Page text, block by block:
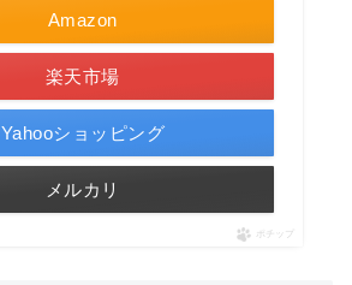
Amazon
楽天市場
Yahooショッピング
メルカリ
ポチップ